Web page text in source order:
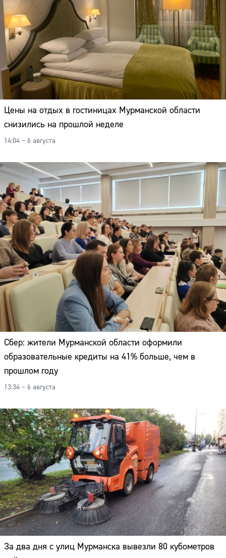
Цены на отдых в гостиницах Мурманской области
снизились на прошлой неделе
14:04 – 6 августа
Сбер: жители Мурманской области оформили
образовательные кредиты на 41% больше, чем в
прошлом году
13:34 – 6 августа
За два дня с улиц Мурманска вывезли 80 кубометров
Сайт: